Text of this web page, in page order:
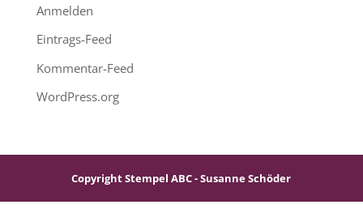
Anmelden
Eintrags-Feed
Kommentar-Feed
WordPress.org
Copyright Stempel ABC - Susanne Schöder